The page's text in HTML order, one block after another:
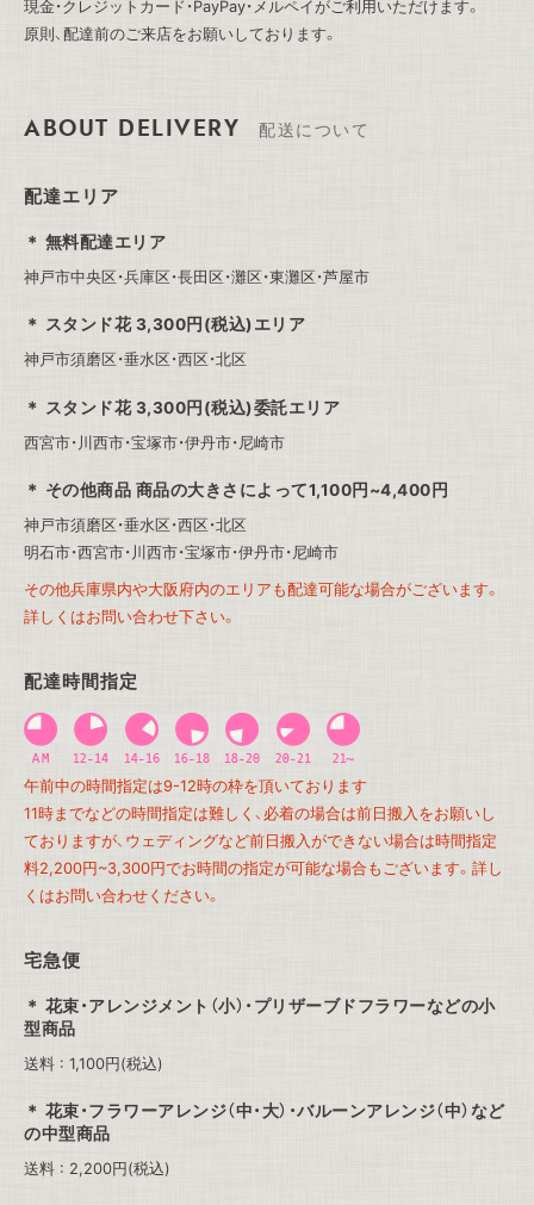
現金・クレジットカード・PayPay・メルペイがご利用いただけます。
原則、配達前のご来店をお願いしております。
ABOUT DELIVERY 配送について
配達エリア
無料配達エリア
神戸市中央区・兵庫区・長田区・灘区・東灘区・芦屋市
スタンド花 3,300円(税込)エリア
神戸市須磨区・垂水区・西区・北区
スタンド花 3,300円(税込)委託エリア
西宮市・川西市・宝塚市・伊丹市・尼崎市
その他商品 商品の大きさによって1,100円~4,400円
神戸市須磨区・垂水区・西区・北区
明石市・西宮市・川西市・宝塚市・伊丹市・尼崎市
その他兵庫県内や大阪府内のエリアも配達可能な場合がございます。
詳しくはお問い合わせ下さい。
配達時間指定
午前中の時間指定は9-12時の枠を頂いております
11時までなどの時間指定は難しく、必着の場合は前日搬入をお願いし
ておりますが、ウェディングなど前日搬入ができない場合は時間指定
料2,200円~3,300円でお時間の指定が可能な場合もございます。詳し
くはお問い合わせください。
宅急便
花束・アレンジメント（小）・プリザーブドフラワーなどの小
型商品
送料 : 1,100円(税込)
花束・フラワーアレンジ（中・大）・バルーンアレンジ（中）など
の中型商品
送料 : 2,200円(税込)